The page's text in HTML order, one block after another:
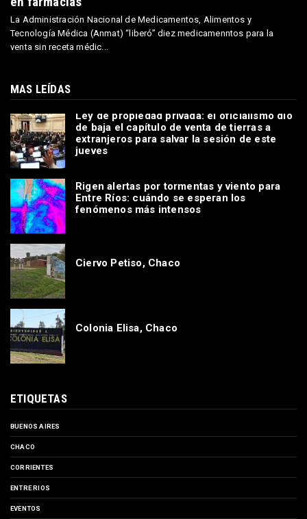
La Administración Nacional de Medicamentos, Alimentos y
Tecnología Médica (Anmat) “liberó” diez medicamenntos para la
venta sin receta médic...
MAS LEÍDAS
Ley de propiedad privada: el oficialismo dio
de baja el capítulo de venta de tierras a
extranjeros para salvar la sesión de este
jueves
Rigen alertas por tormentas y viento para
Entre Ríos: cuándo se esperan los
fenómenos más intensos
Ciervo Petiso, Chaco
Colonia Elisa, Chaco
ETIQUETAS
BUENOS AIRES
CHACO
CORRIENTES
ENTRE RIOS
EVENTOS